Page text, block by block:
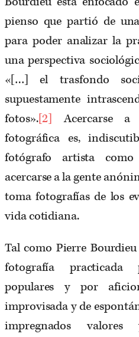
pienso que partió de
para poder analizar la
una perspectiva
«[…] el trasfondo
supuestamente
fotos».[2]
Acercarse a
fotográfica es,
fotógrafo artista
acercarse a la gente
toma fotografías de los
vida cotidiana.
Tal como Pierre
fotografía practicada
populares y por
improvisada y de
impregnados